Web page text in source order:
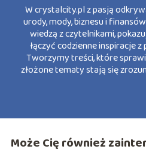
W crystalcity.pl z pasją
urody, mody, biznesu i
wiedzą z czytelnikami,
łączyć codzienne inspiracje
Tworzymy treści, które
złożone tematy stają się
Może Cię również